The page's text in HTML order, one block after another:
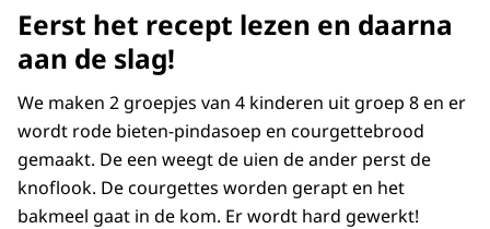
Eerst het recept lezen en daarna
aan de slag!
We maken 2 groepjes van 4 kinderen uit groep 8 en er
wordt rode bieten-pindasoep en courgettebrood
gemaakt. De een weegt de uien de ander perst de
knoflook. De courgettes worden gerapt en het
bakmeel gaat in de kom. Er wordt hard gewerkt!